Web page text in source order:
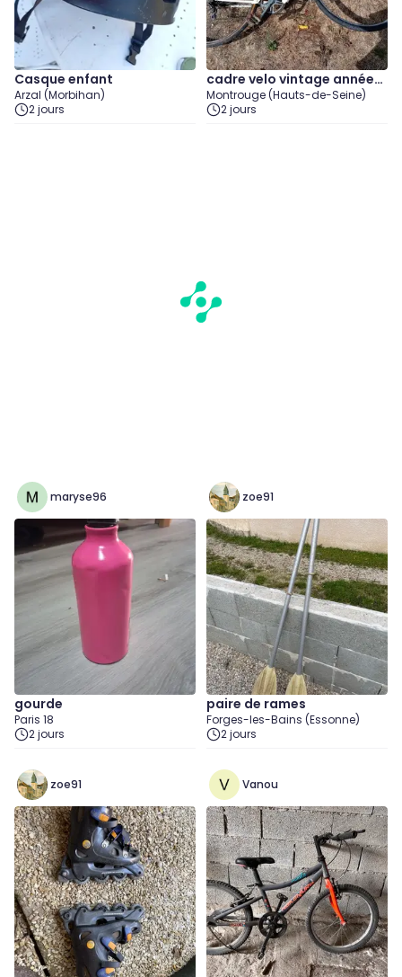
Casque enfant
Arzal (Morbihan)
2 jours
cadre velo vintage années
70;
Montrouge (Hauts-de-Seine)
2 jours
maryse96
gourde
Paris 18
2 jours
zoe91
paire de rames
Forges-les-Bains (Essonne)
2 jours
zoe91 Vanou